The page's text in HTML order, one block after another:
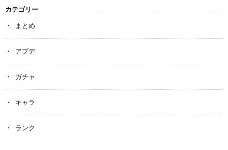
カテゴリー
まとめ
アプデ
ガチャ
キャラ
ランク